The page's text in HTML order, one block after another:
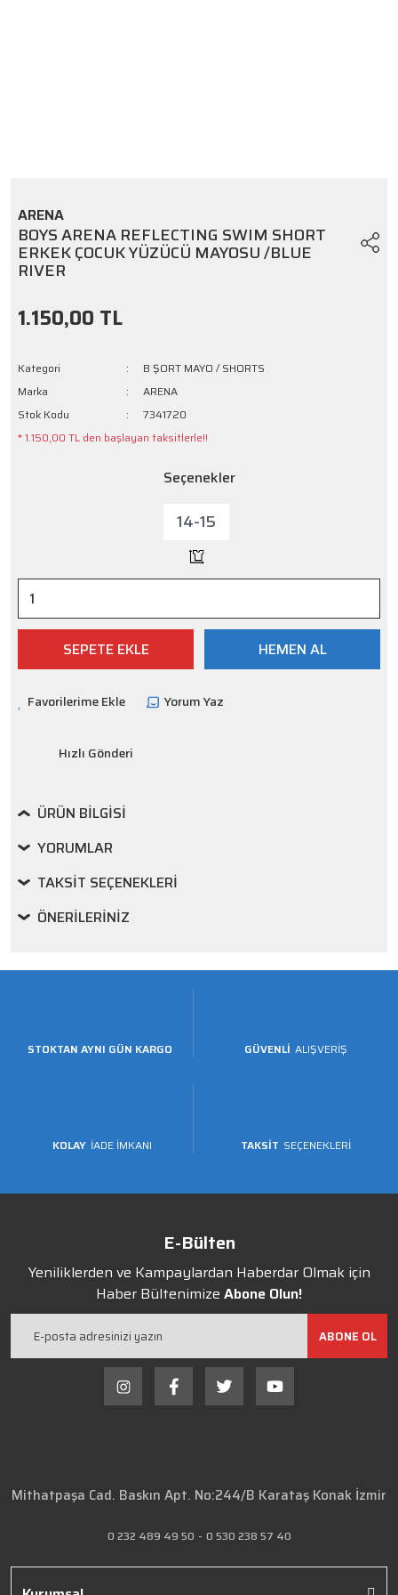
ARENA
BOYS ARENA REFLECTING SWIM SHORT
ERKEK ÇOCUK YÜZÜCÜ MAYOSU /BLUE
RIVER
1.150,00 TL
Kategori
B ŞORT MAYO / SHORTS
Marka
ARENA
Stok Kodu
7341720
* 1.150,00 TL den başlayan taksitlerle!!
Seçenekler
14-15
SEPETE EKLE HEMEN AL
Yorum Yaz
Hızlı Gönderi
ÜRÜN BILGISI
YORUMLAR
TAKSIT SEÇENEKLERI
ÖNERILERINIZ
STOKTAN AYNI GÜN KARGO GÜVENLİ ALIŞVERİŞ
KOLAY İADE İMKANI TAKSİT SEÇENEKLERİ
E-Bülten
Yeniliklerden ve Kampaylardan Haberdar Olmak için
Haber Bültenimize Abone Olun!
ABONE OL
Mithatpaşa Cad. Baskın Apt. No:244/B Karataş Konak İzmir
0 232 489 49 50 - 0 530 238 57 40